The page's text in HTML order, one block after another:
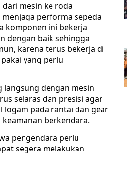
dari mesin ke roda
performa sepeda
komponen ini bekerja
dengan baik sehingga
karena terus bekerja di
yang perlu
dengan mesin
selaras dan presisi agar
logam pada rantai dan gear
berkendara.
pengendara perlu
segera melakukan